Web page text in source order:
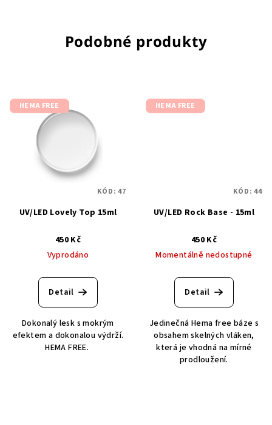
Podobné produkty
HEMA FREE
UV/LED Lovely Top 15ml
450 Kč
Vyprodáno
Detail
Dokonalý lesk s mokrým
efektem a dokonalou výdrží.
HEMA FREE.
KÓD:47
HEMA FREE
UV/LED Rock Base - 15ml
450 Kč
Momentálně nedostupné
Detail
Jedinečná Hema free báze s
obsahem skelných vláken,
která je vhodná na mírné
prodloužení.
KÓD:44